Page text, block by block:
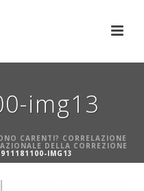
img13
CARENTI? CORRELAZIONE
DELLA CORREZIONE
IMG13